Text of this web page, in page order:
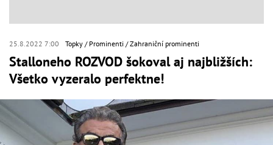
25.8.2022 7:00 Topky Prominenti Zahraniční prominenti
Stalloneho ROZVOD šokoval aj najbližších:
Všetko vyzeralo perfektne!